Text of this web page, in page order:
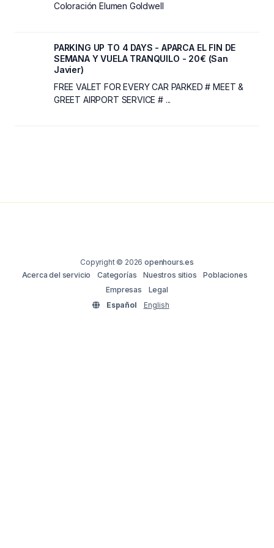
Coloración Elumen Goldwell
PARKING UP TO 4 DAYS - APARCA EL FIN DE
SEMANA Y VUELA TRANQUILO - 20€ (San
Javier)
FREE VALET FOR EVERY CAR PARKED # MEET &
GREET AIRPORT SERVICE # ...
Copyright © 2026openhours.es
Acerca del servicio
Categorías Nuestros sitios
Poblaciones
Empresas
Legal
Español
English